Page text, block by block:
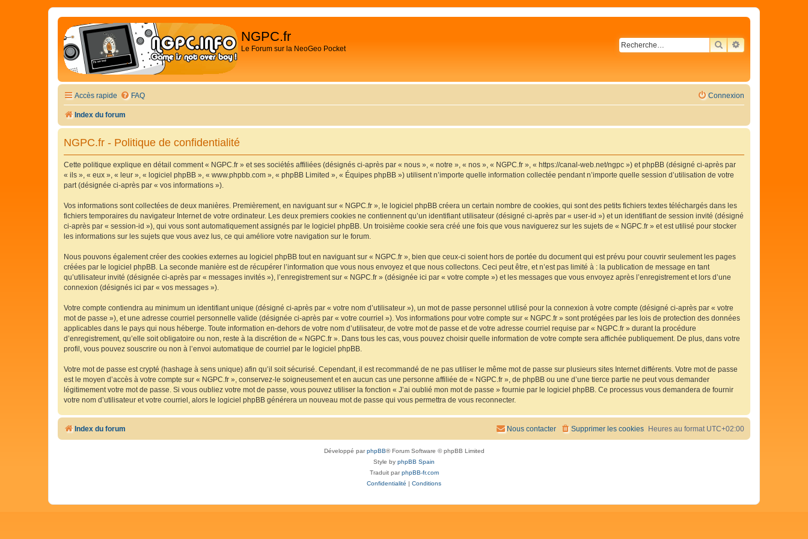
NGPC.fr
Le Forum sur la NeoGeo Pocket RECHERCHER
RECHERCHE
Accès rapide FAQ Connexion
Index du forum
NGPC.fr - Politique de confidentialité
Cette politique explique en détail comment « NGPC.fr » et ses sociétés affiliées (désignés ci-après par « nous », « notre », « nos », « NGPC.fr », « https://canal-web.net/ngpc ») et phpBB (désigné ci-après par
« ils », « eux », « leur », « logiciel phpBB », « www.phpbb.com », « phpBB Limited », « Équipes phpBB ») utilisent n’importe quelle information collectée pendant n’importe quelle session d’utilisation de votre
part (désignée ci-après par « vos informations »).
Vos informations sont collectées de deux manières. Premièrement, en naviguant sur « NGPC.fr », le logiciel phpBB créera un certain nombre de cookies, qui sont des petits fichiers textes téléchargés dans les
fichiers temporaires du navigateur Internet de votre ordinateur. Les deux premiers cookies ne contiennent qu’un identifiant utilisateur (désigné ci-après par « user-id ») et un identifiant de session invité (désigné
ci-après par « session-id »), qui vous sont automatiquement assignés par le logiciel phpBB. Un troisième cookie sera créé une fois que vous naviguerez sur les sujets de « NGPC.fr » et est utilisé pour stocker
les informations sur les sujets que vous avez lus, ce qui améliore votre navigation sur le forum.
Nous pouvons également créer des cookies externes au logiciel phpBB tout en naviguant sur « NGPC.fr », bien que ceux-ci soient hors de portée du document qui est prévu pour couvrir seulement les pages
créées par le logiciel phpBB. La seconde manière est de récupérer l’information que vous nous envoyez et que nous collectons. Ceci peut être, et n’est pas limité à : la publication de message en tant
qu’utilisateur invité (désignée ci-après par « messages invités »), l’enregistrement sur « NGPC.fr » (désignée ici par « votre compte ») et les messages que vous envoyez après l’enregistrement et lors d’une
connexion (désignés ici par « vos messages »).
Votre compte contiendra au minimum un identifiant unique (désigné ci-après par « votre nom d’utilisateur »), un mot de passe personnel utilisé pour la connexion à votre compte (désigné ci-après par « votre
mot de passe »), et une adresse courriel personnelle valide (désignée ci-après par « votre courriel »). Vos informations pour votre compte sur « NGPC.fr » sont protégées par les lois de protection des données
applicables dans le pays qui nous héberge. Toute information en-dehors de votre nom d’utilisateur, de votre mot de passe et de votre adresse courriel requise par « NGPC.fr » durant la procédure
d’enregistrement, qu’elle soit obligatoire ou non, reste à la discrétion de « NGPC.fr ». Dans tous les cas, vous pouvez choisir quelle information de votre compte sera affichée publiquement. De plus, dans votre
profil, vous pouvez souscrire ou non à l’envoi automatique de courriel par le logiciel phpBB.
Votre mot de passe est crypté (hashage à sens unique) afin qu’il soit sécurisé. Cependant, il est recommandé de ne pas utiliser le même mot de passe sur plusieurs sites Internet différents. Votre mot de passe
est le moyen d’accès à votre compte sur « NGPC.fr », conservez-le soigneusement et en aucun cas une personne affiliée de « NGPC.fr », de phpBB ou une d’une tierce partie ne peut vous demander
légitimement votre mot de passe. Si vous oubliez votre mot de passe, vous pouvez utiliser la fonction « J’ai oublié mon mot de passe » fournie par le logiciel phpBB. Ce processus vous demandera de fournir
votre nom d’utilisateur et votre courriel, alors le logiciel phpBB générera un nouveau mot de passe qui vous permettra de vous reconnecter.
Index du forum Heures au format UTC+02:00
Supprimer les cookies
Nous contacter
Développé parphpBB® Forum Software © phpBB Limited
Style by phpBB Spain
Traduit parphpBB-fr.com
Confidentialité
Conditions